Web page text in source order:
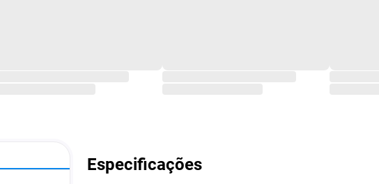
Especificações